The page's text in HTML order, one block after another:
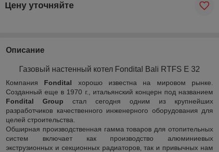
Цену уточняйте
Описание
Газовый настенный котел Fondital Bali RTFS E 32
Компания Fondital хорошо известна на мировом рынке.
Созданный еще в 1970 г., итальянский концерн под названием
Fondital Group стал сегодня одним из крупнейших
разработчиков качественного инженерного оборудования для
целей строительства.
Обширная производственная гамма товаров для отопительных
систем включает как производство алюминиевых
экструзионных и секционных радиаторов, так и привычных нам